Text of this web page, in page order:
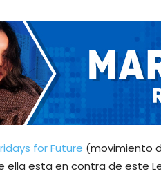
for Future (movimiento
ella esta en contra de este